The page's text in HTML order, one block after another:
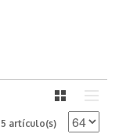
5 artículo(s)